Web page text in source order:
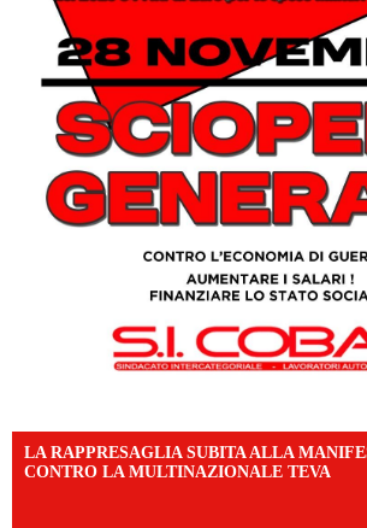
LA RAPPRESAGLIA SUBITA ALLA
CONTRO LA MULTINAZIONALE TEVA